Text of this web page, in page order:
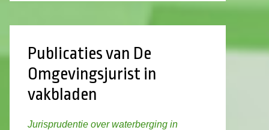
Publicaties van De
Omgevingsjurist in
vakbladen
Jurisprudentie over waterberging in